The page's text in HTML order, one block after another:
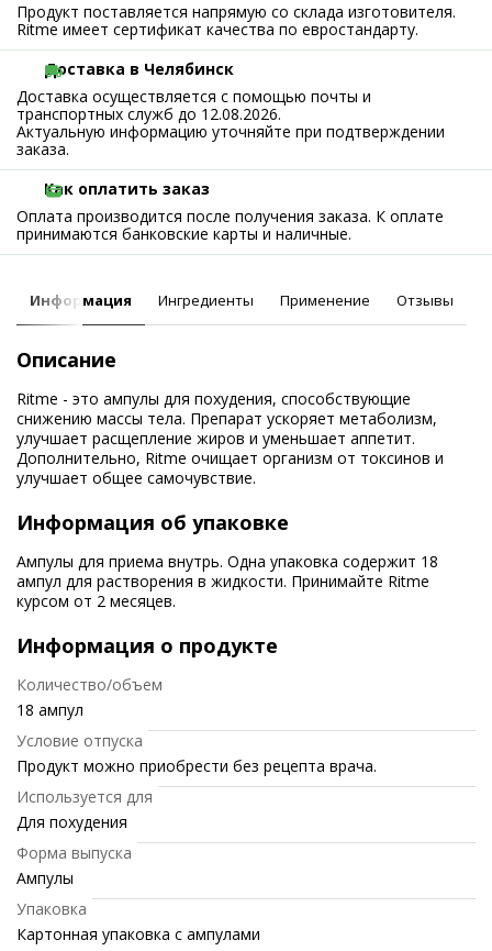
Продукт поставляется напрямую со склада изготовителя.
Ritme имеет сертификат качества по евростандарту.
Доставка в Челябинск
Доставка осуществляется с помощью почты и
транспортных служб до 12.08.2026.
Актуальную информацию уточняйте при подтверждении
заказа.
Как оплатить заказ
Оплата производится после получения заказа. К оплате
принимаются банковские карты и наличные.
Информация Ингредиенты Применение Отзывы
Описание
Ritme - это ампулы для похудения, способствующие
снижению массы тела. Препарат ускоряет метаболизм,
улучшает расщепление жиров и уменьшает аппетит.
Дополнительно, Ritme очищает организм от токсинов и
улучшает общее самочувствие.
Информация об упаковке
Ампулы для приема внутрь. Одна упаковка содержит 18
ампул для растворения в жидкости. Принимайте Ritme
курсом от 2 месяцев.
Информация о продукте
Количество/объем
18 ампул
Условие отпуска
Продукт можно приобрести без рецепта врача.
Используется для
Для похудения
Форма выпуска
Ампулы
Упаковка
Картонная упаковка с ампулами